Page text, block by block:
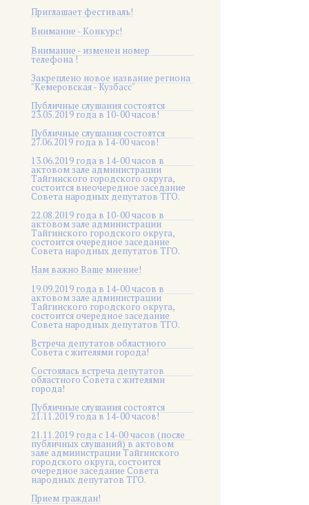
Приглашает фестиваль!
Внимание - Конкурс!
Внимание - изменен номер
телефона !
Закреплено новое название региона
"Кемеровская - Кузбасс"
Публичные слушания состоятся
23.05.2019 года в 10-00 часов!
Публичные слушания состоятся
27.06.2019 года в 14-00 часов!
13.06.2019 года в 14-00 часов в
актовом зале администрации
Тайгинского городского округа,
состоится внеочередное заседание
Совета народных депутатов ТГО.
22.08.2019 года в 10-00 часов в
актовом зале администрации
Тайгинского городского округа,
состоится очередное заседание
Совета народных депутатов ТГО.
Нам важно Ваше мнение!
19.09.2019 года в 14-00 часов в
актовом зале администрации
Тайгинского городского округа,
состоится очередное заседание
Совета народных депутатов ТГО.
Встреча депутатов областного
Совета с жителями города!
Состоялась встреча депутатов
областного Совета с жителями
города!
Публичные слушания состоятся
21.11.2019 года в 14-00 часов!
21.11.2019 года с 14-00 часов (после
публичных слушаний) в актовом
зале администрации Тайгинского
городского округа, состоится
очередное заседание Совета
народных депутатов ТГО.
Прием граждан!